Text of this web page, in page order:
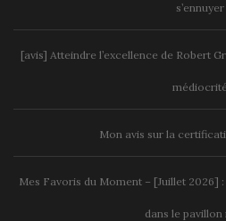
s’ennuyer
[avis] Atteindre l’excellence de Robert
médiocrité
Mon avis sur la
Mes Favoris du Moment – [Juillet 2026]
dans le